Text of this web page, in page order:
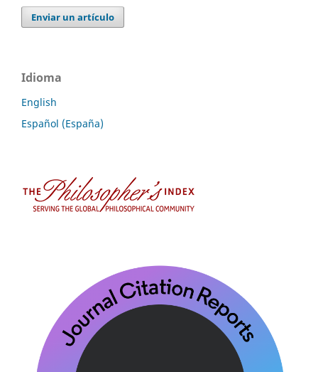
Enviar un artículo
Idioma
English
Español (España)